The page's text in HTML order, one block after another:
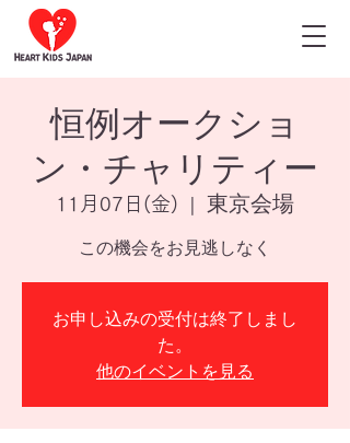
恒例オークショ
ン・チャリティー
11月07日(金)
  |
東京会場
この機会をお見逃しなく
お申し込みの受付は終了しまし
た。
他のイベントを見る